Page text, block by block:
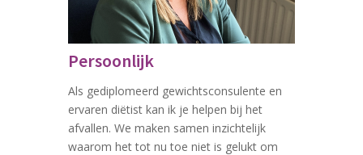
Persoonlijk
Als gediplomeerd gewichtsconsulente en
ervaren diëtist kan ik je helpen bij het
afvallen. We maken samen inzichtelijk
waarom het tot nu toe niet is gelukt om